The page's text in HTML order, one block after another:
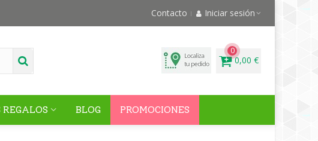
Contacto Iniciar sesión
0
0,00 €
REGALOS BLOG PROMOCIONES